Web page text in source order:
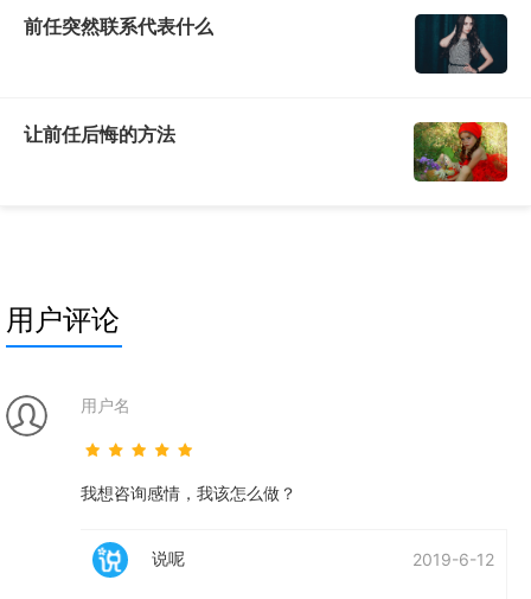
前任突然联系代表什么
让前任后悔的方法
用户评论
用户名
我想咨询感情，我该怎么做？
说呢 2019-6-12